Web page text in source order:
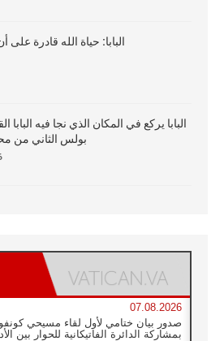
البابا: حياة الله قادرة على
البابا يركع في المكان الذي نجا فيه البابا
بولس الثاني من
07.08.2026
صدور بيان ختامي لأول لقاء مسيحي
بمشاركة الدائرة الفاتيكانية للحوار بين